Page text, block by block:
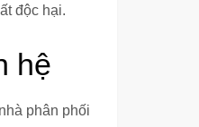
độc hại.
hệ
phân phối